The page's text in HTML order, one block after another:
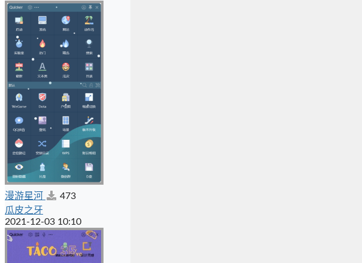
漫游星河
473
瓜皮之牙
2021-12-03 10:10